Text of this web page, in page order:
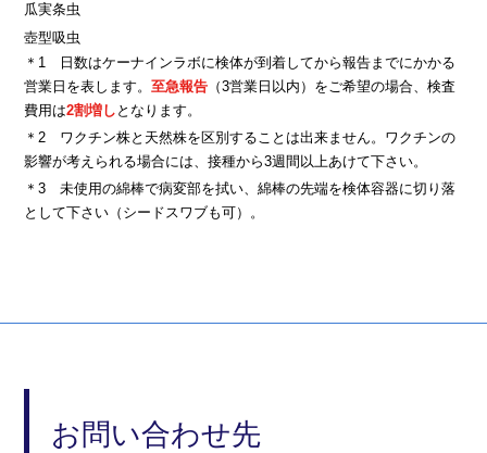
瓜実条虫
壺型吸虫
＊1 日数はケーナインラボに検体が到着してから報告までにかかる
営業日を表します。至急報告 （3営業日以内）をご希望の場合、検査
費用は2割増し となります。
＊2 ワクチン株と天然株を区別することは出来ません。ワクチンの
影響が考えられる場合には、接種から3週間以上あけて下さい。
＊3 未使用の綿棒で病変部を拭い、綿棒の先端を検体容器に切り落
として下さい（シードスワブも可）。
お問い合わせ先